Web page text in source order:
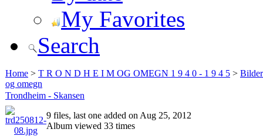
My Favorites
Search
Home > T R O N D H E I M OG OMEGN 1 9 4 0 - 1 9 4 5 >
og omegn
Trondheim - Skansen
9 files, last one added on Aug 25, 2012
Album viewed 33 times